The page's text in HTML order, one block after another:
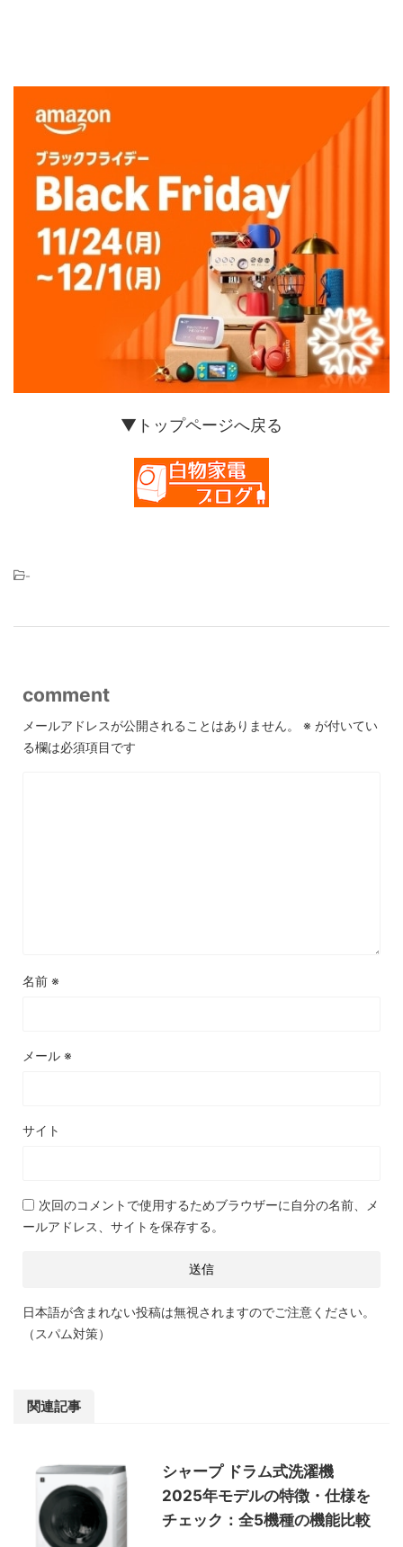
▼トップページへ戻る
-
comment
メールアドレスが公開されることはありません。 ※ が付いてい
る欄は必須項目です
名前 ※
メール ※
サイト
次回のコメントで使用するためブラウザーに自分の名前、メ
ールアドレス、サイトを保存する。
日本語が含まれない投稿は無視されますのでご注意ください。
（スパム対策）
関連記事
シャープ ドラム式洗濯機
2025年モデルの特徴・仕様を
チェック：全5機種の機能比較